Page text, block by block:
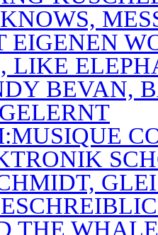
EIGENEN
LIKE
BEVAN,
THE